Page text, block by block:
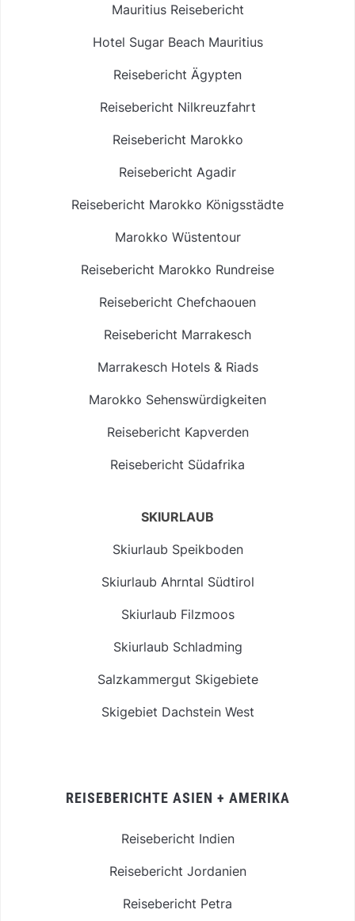
Mauritius Reisebericht
Hotel Sugar Beach Mauritius
Reisebericht Ägypten
Reisebericht Nilkreuzfahrt
Reisebericht Marokko
Reisebericht Agadir
Reisebericht Marokko Königsstädte
Marokko Wüstentour
Reisebericht Marokko Rundreise
Reisebericht Chefchaouen
Reisebericht Marrakesch
Marrakesch Hotels & Riads
Marokko Sehenswürdigkeiten
Reisebericht Kapverden
Reisebericht Südafrika
SKIURLAUB
Skiurlaub Speikboden
Skiurlaub Ahrntal Südtirol
Skiurlaub Filzmoos
Skiurlaub Schladming
Salzkammergut Skigebiete
Skigebiet Dachstein West
REISEBERICHTE ASIEN + AMERIKA
Reisebericht Indien
Reisebericht Jordanien
Reisebericht Petra